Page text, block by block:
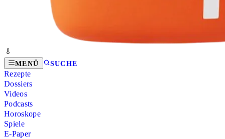
MENÜ SUCHE
Rezepte
Dossiers
Videos
Podcasts
Horoskope
Spiele
E-Paper